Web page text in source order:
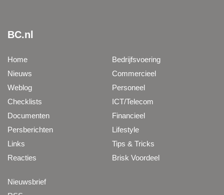
BC.nl
Home
Nieuws
Weblog
Checklists
Documenten
Persberichten
Links
Reacties
Bedrijfsvoering
Commercieel
Personeel
ICT/Telecom
Financieel
Lifestyle
Tips & Tricks
Brisk Voordeel
Nieuwsbrief